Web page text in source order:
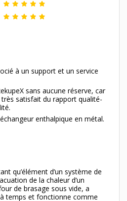
à un support et un service
sans aucune réserve, car
satisfait du rapport qualité-
enthalpique en métal.
qu’élément d’un système de
de la chaleur d’un
de brasage sous vide, a
temps et fonctionne comme